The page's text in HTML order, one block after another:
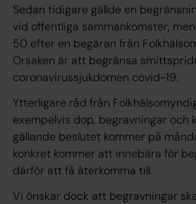
Sedan tidigare gällde en
vid offentliga sammankomster,
50 efter en begäran från
Orsaken är att begränsa
coronavirussjukdomen covid-19.
Ytterligare råd från
exempelvis dop, begravningar och
gällande beslutet kommer på
konkret kommer att innebära för
därför att få återkomma till.
Vi önskar dock att begravningar